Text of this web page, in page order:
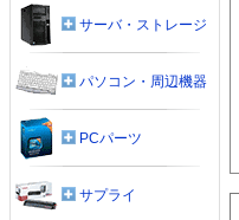
サーバ・ストレージ
パソコン・周辺機器
PCパーツ
サプライ